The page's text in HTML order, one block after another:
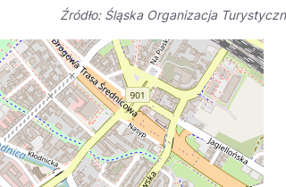
Ambasador miejsca UNESCO
Polskie
Szlaki kulinarne
Suomi
Źródło: Śląska Organizacja